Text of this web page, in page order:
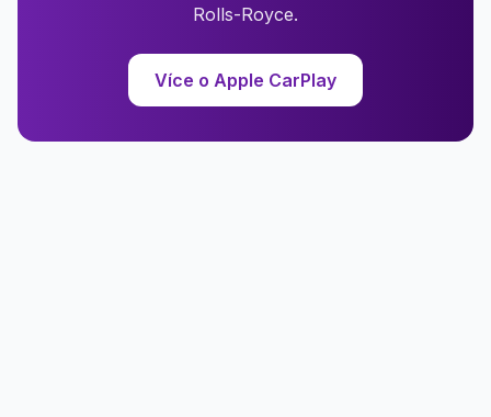
Rolls-Royce.
Více o Apple CarPlay